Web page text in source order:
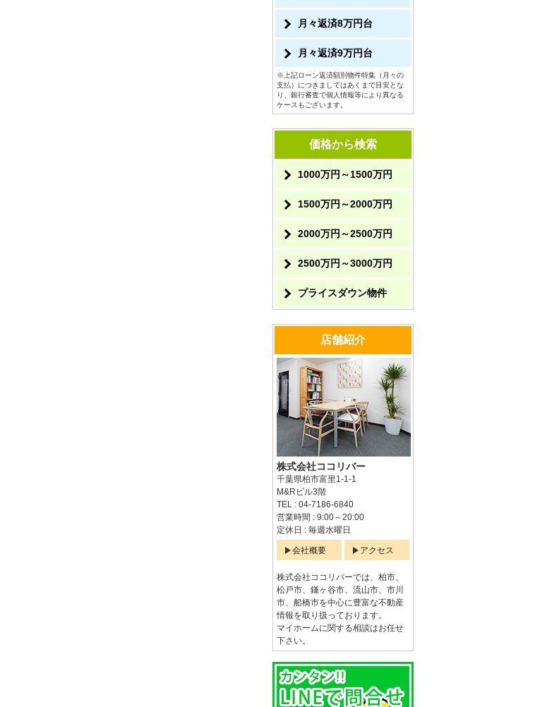
月々返済8万円台
月々返済9万円台
※上記ローン返済額別物件特集（月々の
支払）につきましてはあくまで目安とな
り、銀行審査で個人情報等により異なる
ケースもございます。
価格から検索
1000万円～1500万円
1500万円～2000万円
2000万円～2500万円
2500万円～3000万円
プライスダウン物件
店舗紹介
株式会社ココリバー
千葉県柏市富里1-1-1
M&Rビル3階
TEL : 04-7186-6840
営業時間 : 9:00～20:00
定休日 : 毎週水曜日
会社概要 アクセス
株式会社ココリバーでは、柏市、
松戸市、鎌ヶ谷市、流山市、市川
市、船橋市を中心に豊富な不動産
情報を取り扱っております。
マイホームに関する相談はお任せ
下さい。